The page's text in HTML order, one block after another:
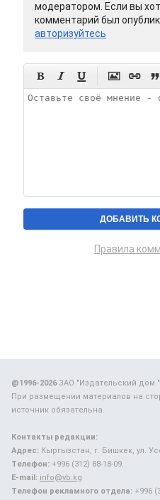
модератором. Если вы
комментарий был
авторизуйтесь
     
Правила
@1996-2026ЗАО "Издательский дом
При размещении материалов на
источник обязательна.
Контакты редакции:
Адрес: Кыргызстан, г. Бишкек, ул.
Телефон: +996 (312) 88-18-09.
E-mail: info@vb.kg
Телефон рекламного отдела: +996